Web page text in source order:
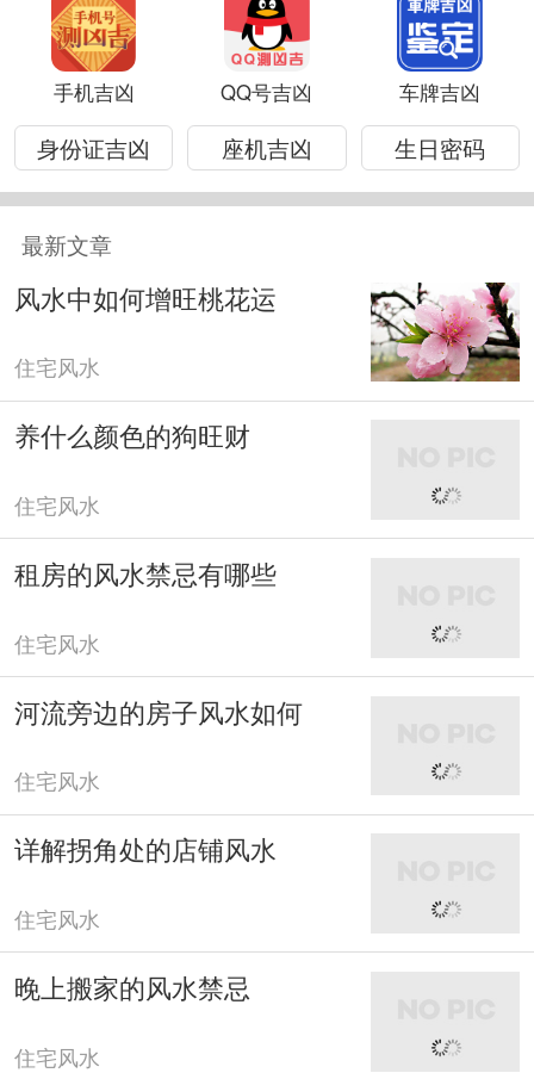
手机吉凶 QQ号吉凶 车牌吉凶
身份证吉凶 座机吉凶 生日密码
最新文章
风水中如何增旺桃花运
住宅风水
养什么颜色的狗旺财
住宅风水
租房的风水禁忌有哪些
住宅风水
河流旁边的房子风水如何
住宅风水
详解拐角处的店铺风水
住宅风水
晚上搬家的风水禁忌
住宅风水